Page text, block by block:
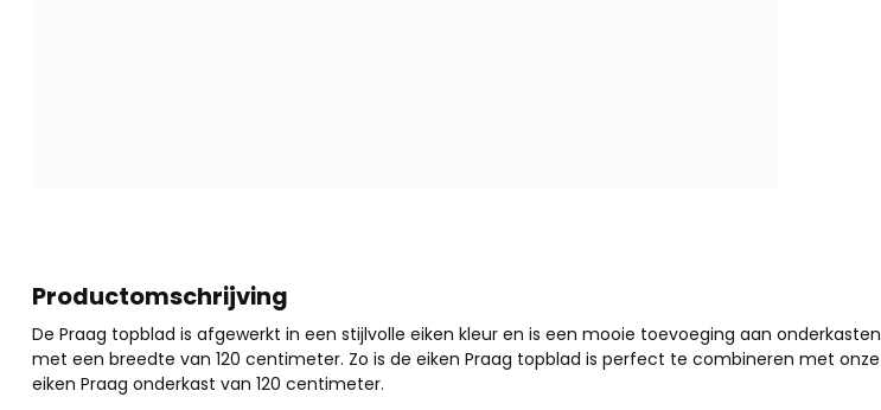
Productomschrijving
De Praag topblad is afgewerkt in een stijlvolle eiken kleur en is een mooie toevoeging aan onderkasten
met een breedte van 120 centimeter. Zo is de eiken Praag topblad is perfect te combineren met onze
eiken Praag onderkast van 120 centimeter.